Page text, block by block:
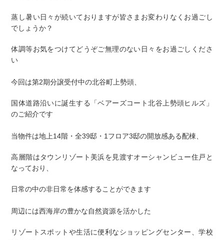
蒸し暑い日々が続いておりますが皆さまお変わりなくお過ごし
でしょうか？
体調等お気をつけてどうぞご無理のない日々をお過ごしくださ
い
今回は第2期分譲受付中の北谷町上勢頭、
国体道路沿いに誕生する「ベアーズコート北谷上勢頭ヒルズ」
のご紹介です
当物件は地上14階・全39邸・1フロア3邸の開放感ある配棟、
高層階はタウンリゾート美浜を見渡すオーシャンビュー住戸と
なっており、
日常の中の非日常を体感することができます
周辺には西海岸の豊かな自然資源を活かした
リゾートスポットや生活に便利なショッピングセンター、学校